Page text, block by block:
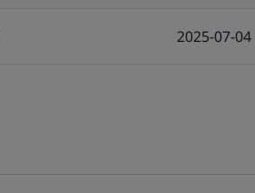
2025-07-04